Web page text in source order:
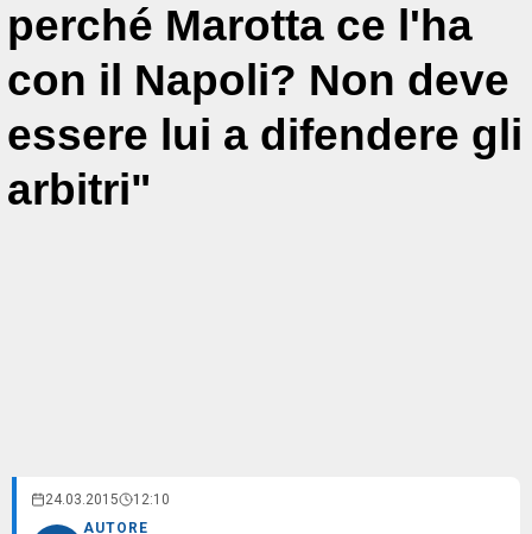
perché Marotta ce l'ha
con il Napoli? Non deve
essere lui a difendere gli
arbitri"
24.03.2015 12:10
AUTORE